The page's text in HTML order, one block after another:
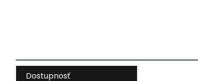
Dostupnosť